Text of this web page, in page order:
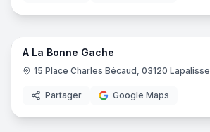
Restaurant
A La Bonne Gache
15 Place Charles Bécaud, 03120 Lapalisse
Partager Google Maps